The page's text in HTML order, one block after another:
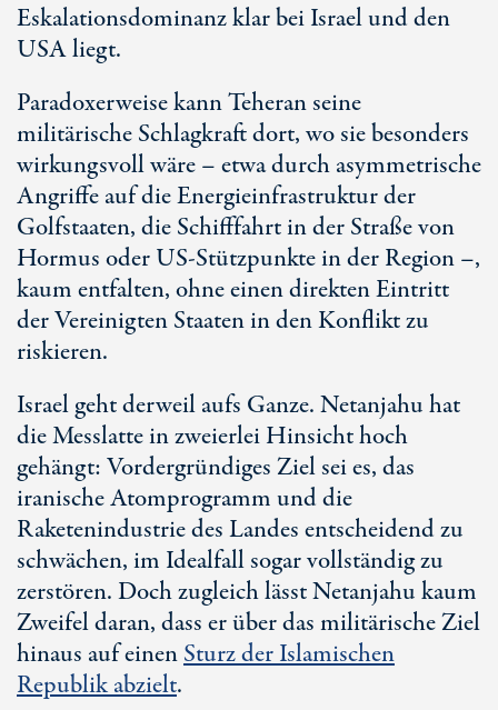
Eskalationsdominanz klar bei Israel und den
USA liegt.
Paradoxerweise kann Teheran seine
militärische Schlagkraft dort, wo sie besonders
wirkungsvoll wäre – etwa durch asymmetrische
Angriffe auf die Energieinfrastruktur der
Golfstaaten, die Schifffahrt in der Straße von
Hormus oder US-Stützpunkte in der Region –,
kaum entfalten, ohne einen direkten Eintritt
der Vereinigten Staaten in den Konflikt zu
riskieren.
Israel geht derweil aufs Ganze. Netanjahu hat
die Messlatte in zweierlei Hinsicht hoch
gehängt: Vordergründiges Ziel sei es, das
iranische Atomprogramm und die
Raketenindustrie des Landes entscheidend zu
schwächen, im Idealfall sogar vollständig zu
zerstören. Doch zugleich lässt Netanjahu kaum
Zweifel daran, dass er über das militärische Ziel
hinaus auf einenSturz der Islamischen
Republik abzielt.